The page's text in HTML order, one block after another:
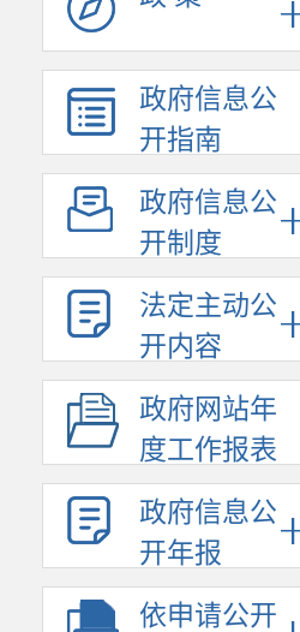
政府信息公
开指南
政府信息公
开制度
法定主动公
开内容
政府网站年
度工作报表
政府信息公
开年报
依申请公开